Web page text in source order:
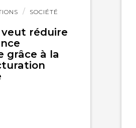
SOCIÉTÉ
veut réduire
grâce à la